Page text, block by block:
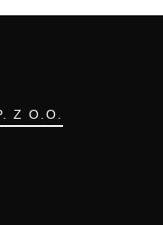
Z O.O.